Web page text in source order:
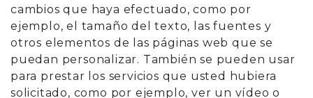
cambios que haya efectuado, como por
ejemplo, el tamaño del texto, las fuentes y
otros elementos de las páginas web que se
puedan personalizar. También se pueden usar
para prestar los servicios que usted hubiera
solicitado, como por ejemplo, ver un vídeo o